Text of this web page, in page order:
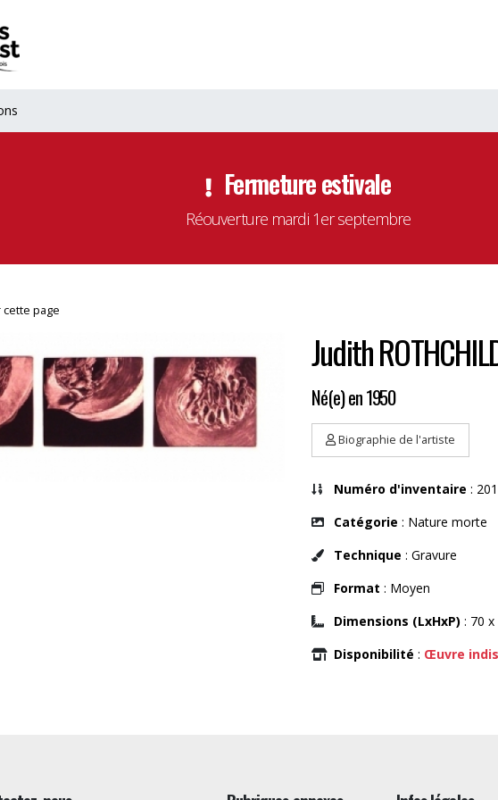
Fermeture estivale
Réouverture mardi 1er septembre
page
Judith
Né(e) en 1950
Biographie de l'artiste
Numéro d'inventaire :
Catégorie : Nature morte
Technique : Gravure
Format : Moyen
Dimensions (LxHxP) : 70
Disponibilité : Œuvre